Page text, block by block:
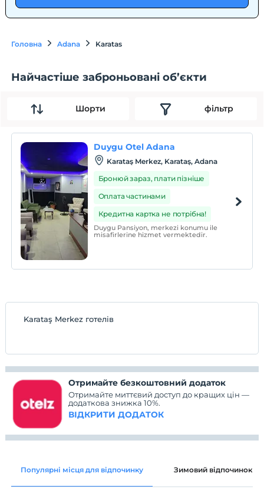
Головна Adana Karatas
Найчастіше заброньовані об’єкти
Шорти фільтр
Duygu Otel Adana
Karataş Merkez, Karataş, Adana
Бронюй зараз, плати пізніше
Оплата частинами
Кредитна картка не потрібна!
Duygu Pansiyon, merkezi konumu ile
misafirlerine hizmet vermektedir.
Karataş Merkez готелів
Отримайте безкоштовний додаток
Отримайте миттєвий доступ до кращих цін —
додаткова знижка 10%.
ВІДКРИТИ ДОДАТОК
Популярні місця для відпочинку Зимовий відпочинок